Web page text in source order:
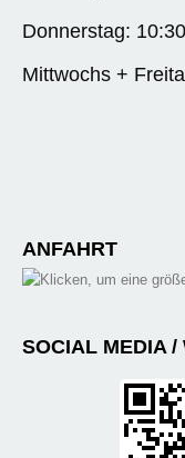
Donnerstag:
Mittwochs +
ANFAHRT
SOCIAL MEDIA /